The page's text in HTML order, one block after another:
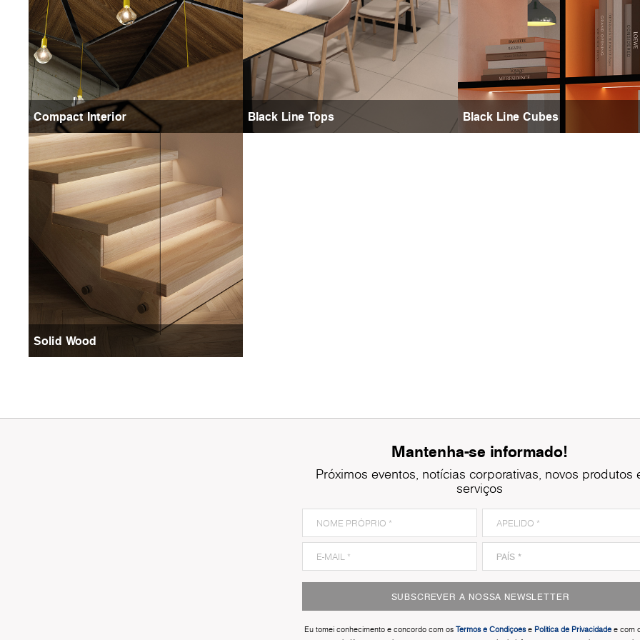
Compact Interior Black Line Tops Black Line Cubes
Solid Wood
Mantenha-se informado!
Próximos eventos, notícias corporativas, novos produtos
serviços
SUBSCREVER A NOSSA NEWSLETTER
Eu tomei conhecimento e concordo com os Termos e Condiçoese Politica de Privacidadee com